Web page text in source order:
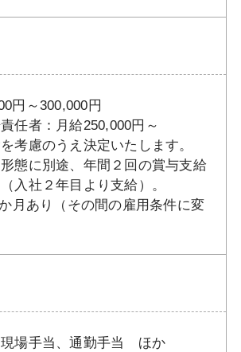
円～300,000円
者：月給250,000円～
考慮のうえ決定いたします。
形態に別途、年間２回の賞与支給
入社２年目より支給）。
月あり（その間の雇用条件に変
現場手当、通勤手当 ほか